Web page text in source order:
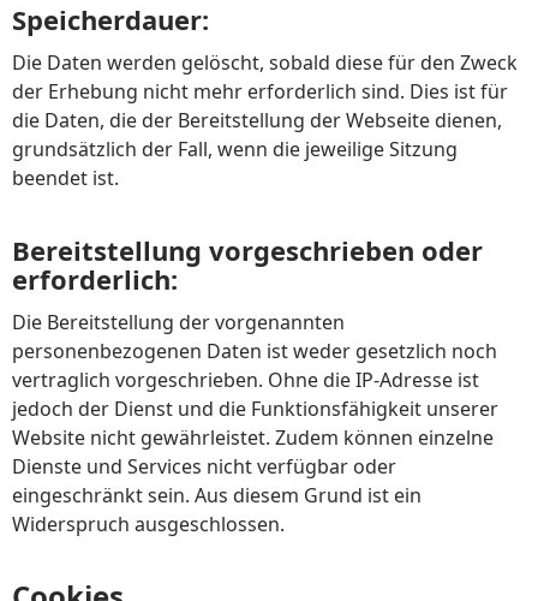
Speicherdauer:
Die Daten werden gelöscht, sobald diese für den Zweck
der Erhebung nicht mehr erforderlich sind. Dies ist für
die Daten, die der Bereitstellung der Webseite dienen,
grundsätzlich der Fall, wenn die jeweilige Sitzung
beendet ist.
Bereitstellung vorgeschrieben oder
erforderlich:
Die Bereitstellung der vorgenannten
personenbezogenen Daten ist weder gesetzlich noch
vertraglich vorgeschrieben. Ohne die IP-Adresse ist
jedoch der Dienst und die Funktionsfähigkeit unserer
Website nicht gewährleistet. Zudem können einzelne
Dienste und Services nicht verfügbar oder
eingeschränkt sein. Aus diesem Grund ist ein
Widerspruch ausgeschlossen.